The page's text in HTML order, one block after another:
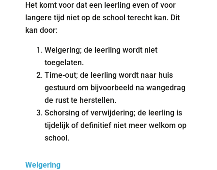
Het komt voor dat een leerling even of voor
langere tijd niet op de school terecht kan. Dit
kan door:
Weigering; de leerling wordt niet
toegelaten.
Time-out; de leerling wordt naar huis
gestuurd om bijvoorbeeld na wangedrag
de rust te herstellen.
Schorsing of verwijdering; de leerling is
tijdelijk of definitief niet meer welkom op
school.
Weigering